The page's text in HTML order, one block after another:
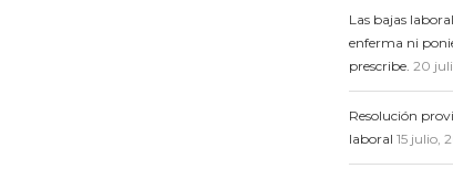
Las bajas
enferma ni
prescribe. 20
Resolución
laboral 15 julio,